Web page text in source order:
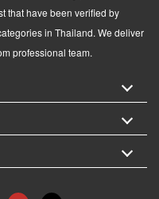
that have been verified by
in Thailand. We deliver
professional team.